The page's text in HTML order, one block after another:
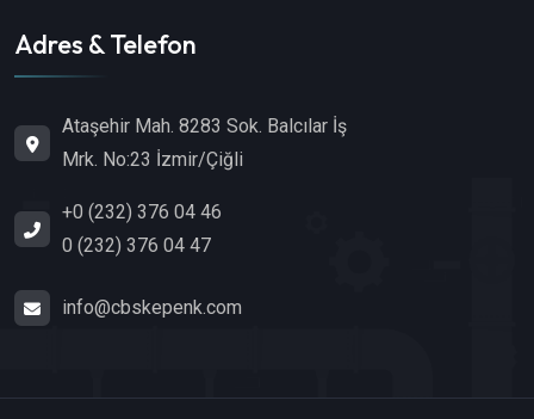
Adres & Telefon
Ataşehir Mah. 8283 Sok. Balcılar İş
Mrk. No:23 İzmir/Çiğli
+0 (232) 376 04 46
0 (232) 376 04 47
info@cbskepenk.com